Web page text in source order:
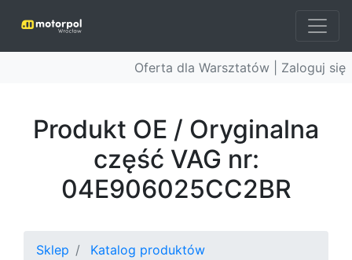
Oferta dla Warsztatów | Zaloguj się
Produkt OE / Oryginalna
część VAG nr:
04E906025CC2BR
Sklep
Katalog produktów